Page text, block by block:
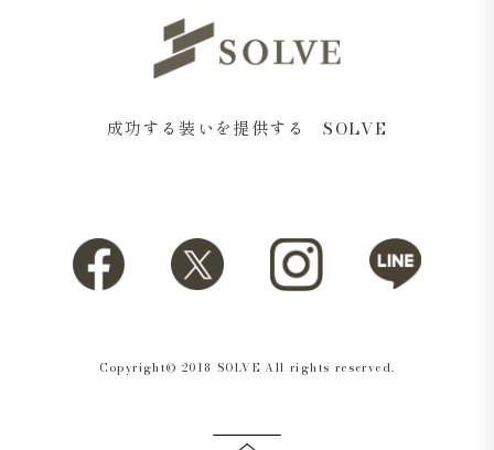
成功する装いを提供する SOLVE
Copyright© 2018 SOLVE All rights reserved.